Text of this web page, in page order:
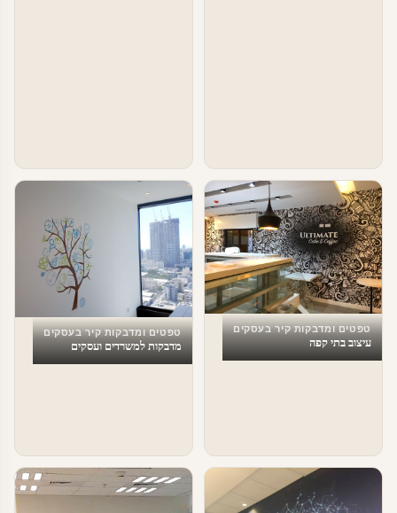
טפטים ומדבקות קיר בעסקים
עיצוב בתי קפה
טפטים ומדבקות קיר בעסקים
מדבקות למשרדים ועסקים